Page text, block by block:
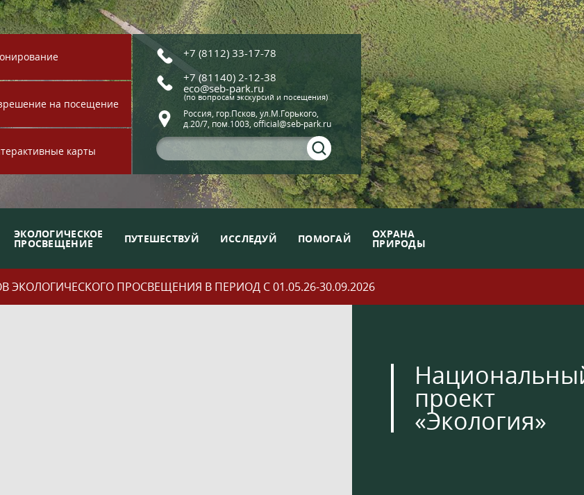
на посещение
карты
+7 (8112) 33-17-78
+7 (81140) 2-12-38
eco@seb-park.ru
(по вопросам экскурсий и посещения)
Россия, гор.Псков, ул.М.Горького,
д.20/7, пом.1003, official@seb-park.ru
ЭКОЛОГИЧЕСКОЕ
ПРОСВЕЩЕНИЕ ПУТЕШЕСТВУЙ ИССЛЕДУЙ ПОМОГАЙ ОХРАНА
ПРИРОДЫ
ЭКОЛОГИЧЕСКОГО ПРОСВЕЩЕНИЯ В ПЕРИОД С 01.05.26-30.09.2026
проект
«Экология»